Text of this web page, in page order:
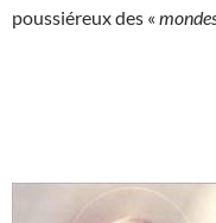
poussiéreux des «